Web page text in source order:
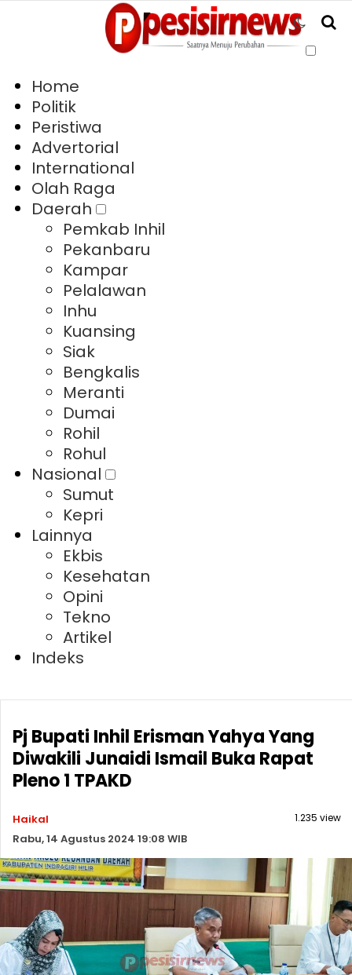
Home
Politik
Peristiwa
Advertorial
International
Olah Raga
Daerah
Pemkab Inhil
Pekanbaru
Kampar
Pelalawan
Inhu
Kuansing
Siak
Bengkalis
Meranti
Dumai
Rohil
Rohul
Nasional
Sumut
Kepri
Lainnya
Ekbis
Kesehatan
Opini
Tekno
Artikel
Indeks
Pj Bupati Inhil Erisman Yahya Yang
Diwakili Junaidi Ismail Buka Rapat
Pleno 1 TPAKD
Haikal
Rabu, 14 Agustus 2024 19:08 WIB
1.235 view